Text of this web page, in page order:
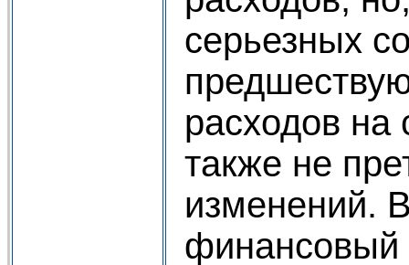
серьезных
расходов
также не
изменений.
финансовый